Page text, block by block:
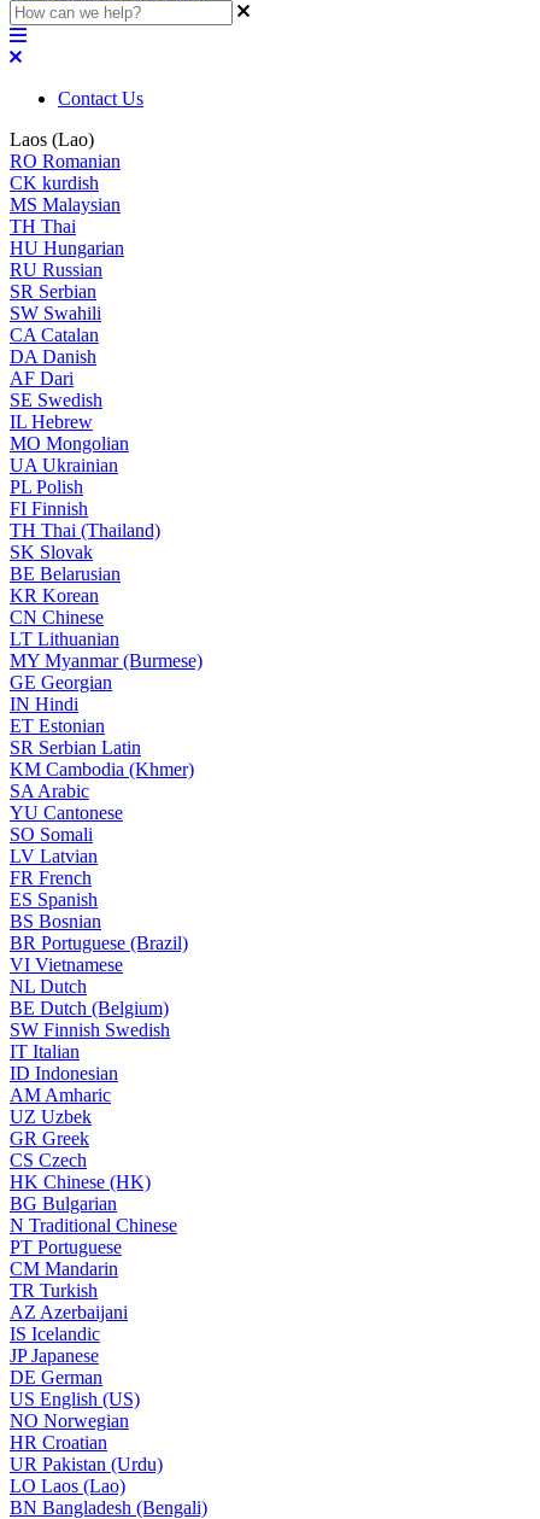
Contact Us
Laos (Lao)
RO Romanian
CK kurdish
MS Malaysian
TH Thai
HU Hungarian
RU Russian
SR Serbian
SW Swahili
CA Catalan
DA Danish
AF Dari
SE Swedish
IL Hebrew
MO Mongolian
UA Ukrainian
PL Polish
FI Finnish
TH Thai (Thailand)
SK Slovak
BE Belarusian
KR Korean
CN Chinese
LT Lithuanian
MY Myanmar (Burmese)
GE Georgian
IN Hindi
ET Estonian
SR Serbian Latin
KM Cambodia (Khmer)
SA Arabic
YU Cantonese
SO Somali
LV Latvian
FR French
ES Spanish
BS Bosnian
BR Portuguese (Brazil)
VI Vietnamese
NL Dutch
BE Dutch (Belgium)
SW Finnish Swedish
IT Italian
ID Indonesian
AM Amharic
UZ Uzbek
GR Greek
CS Czech
HK Chinese (HK)
BG Bulgarian
N Traditional Chinese
PT Portuguese
CM Mandarin
TR Turkish
AZ Azerbaijani
IS Icelandic
JPJapanese
DE German
US English (US)
NO Norwegian
HR Croatian
UR Pakistan (Urdu)
LO Laos (Lao)
BN Bangladesh (Bengali)